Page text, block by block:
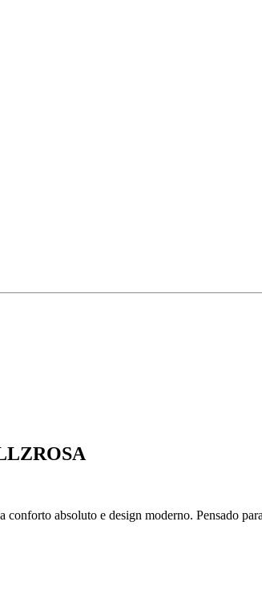
conforto absoluto e design moderno. Pensado